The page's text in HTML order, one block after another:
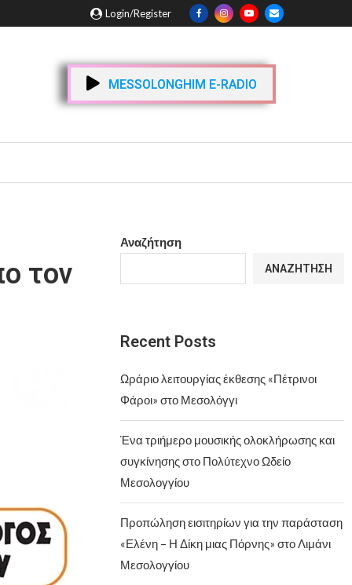
Login/Register
MESSOLONGHIM E-RADIO
τον
Αναζήτηση
ΑΝΑΖΉΤΗΣΗ
Recent Posts
Ωράριο λειτουργίας έκθεσης «Πέτρινοι
Φάροι» στο Μεσολόγγι
Ένα τριήμερο μουσικής ολοκλήρωσης και
συγκίνησης στο Πολύτεχνο Ωδείο
Μεσολογγίου
Προπώληση εισιτηρίων για την παράσταση
«Ελένη – Η Δίκη μιας Πόρνης» στο Λιμάνι
Μεσολογγίου